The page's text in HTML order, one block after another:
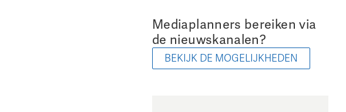
Mediaplanners bereiken via
de nieuwskanalen?
BEKIJK DE MOGELIJKHEDEN